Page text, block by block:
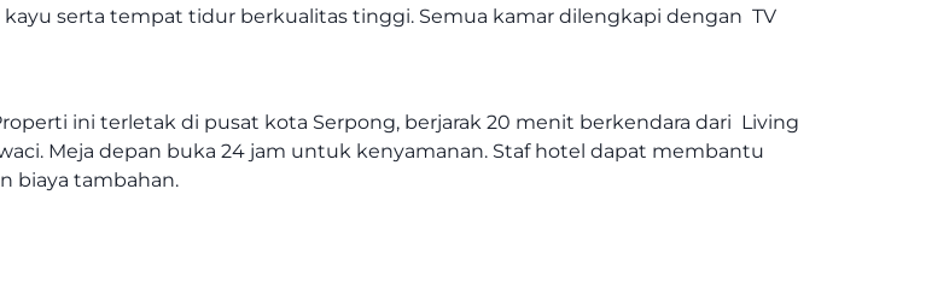
serta tempat tidur berkualitas tinggi. Semua kamar dilengkapi dengan TV
ini terletak di pusat kota Serpong, berjarak 20 menit berkendara dari Living
Meja depan buka 24 jam untuk kenyamanan. Staf hotel dapat membantu
biaya tambahan.